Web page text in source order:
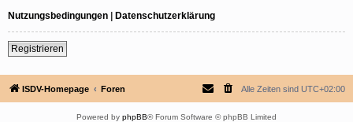
Nutzungsbedingungen | Datenschutzerklärung
Registrieren
ISDV-Homepage Foren Alle Zeiten sind UTC+02:00
Powered by phpBB® Forum Software © phpBB Limited